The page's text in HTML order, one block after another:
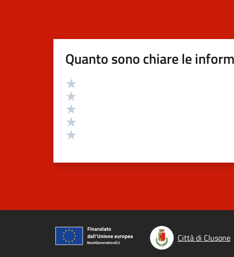
Quanto sono chiare le
Valutazione
Città di Clusone